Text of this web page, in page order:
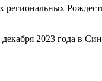
2023 года в